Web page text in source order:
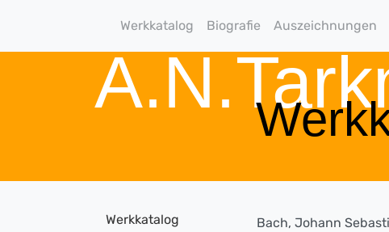
Werkkatalog Biografie Auszeichnungen
Werkkatalog
Bach, Johann